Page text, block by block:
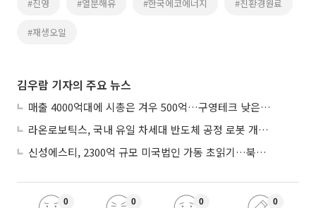
#진영 #열분해유 #한국에코에너지 #친환경원료
#재생오일
김우람 기자의 주요 뉴스
매출 4000억대에 시총은 겨우 500억…구영테크 낮은 몸값에 저가 승계 마무리
라온로보틱스, 국내 유일 차세대 반도체 공정 로봇 개발 ‘고객사 테스트 진행’
신성에스티, 2300억 규모 미국법인 가동 초읽기…북미 ESS 공략 본격화
0 0 0 0